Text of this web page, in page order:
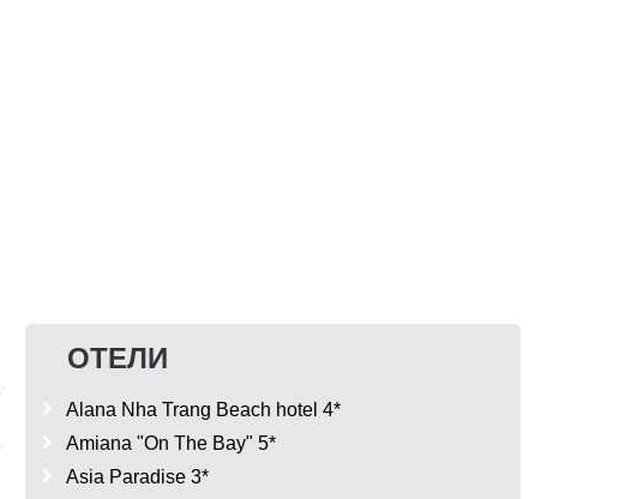
ОТЕЛИ
Alana Nha Trang Beach hotel 4*
Amiana "On The Bay" 5*
Asia Paradise 3*